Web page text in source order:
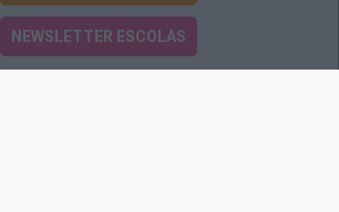
NEWSLETTER ESCOLAS